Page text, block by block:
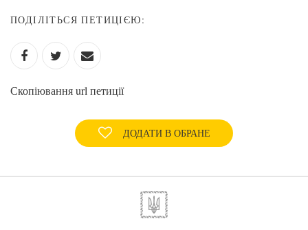
ПОДІЛІТЬСЯ ПЕТИЦІЄЮ:
Скопіювання url петиції
ДОДАТИ В ОБРАНЕ